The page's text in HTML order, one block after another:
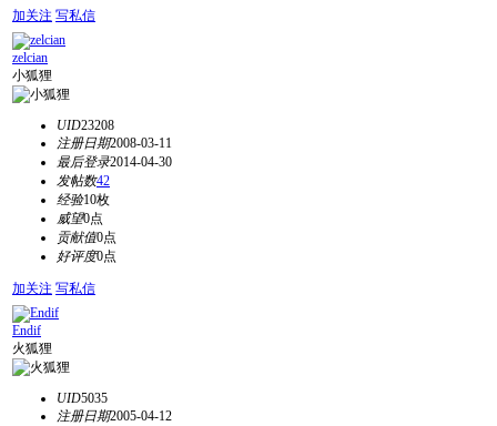
加关注 写私信
zelcian
小狐狸
UID23208
注册日期2008-03-11
最后登录2014-04-30
发帖数42
经验10枚
威望0点
贡献值0点
好评度0点
加关注 写私信
Endif
火狐狸
UID5035
注册日期2005-04-12